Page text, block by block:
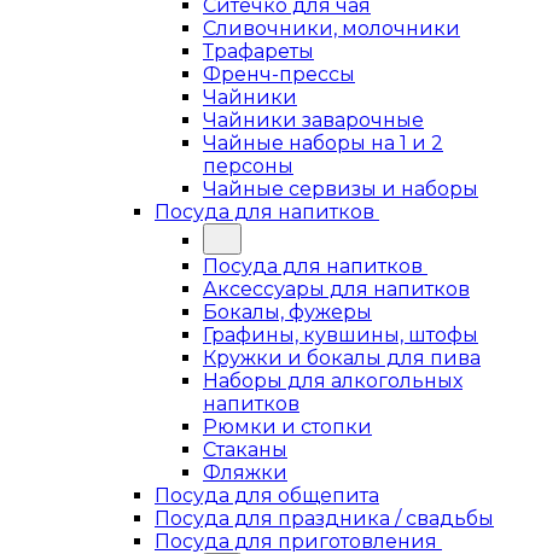
Ситечко для чая
Сливочники, молочники
Трафареты
Френч-прессы
Чайники
Чайники заварочные
Чайные наборы на 1 и 2
персоны
Чайные сервизы и наборы
Посуда для напитков
Посуда для напитков
Аксессуары для напитков
Бокалы, фужеры
Графины, кувшины, штофы
Кружки и бокалы для пива
Наборы для алкогольных
напитков
Рюмки и стопки
Стаканы
Фляжки
Посуда для общепита
Посуда для праздника / свадьбы
Посуда для приготовления